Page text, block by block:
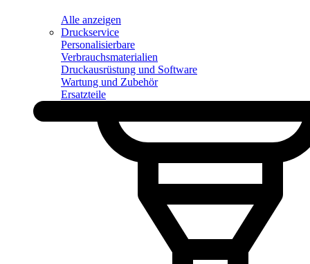
Alle anzeigen
Druckservice
Personalisierbare
Verbrauchsmaterialien
Druckausrüstung und Software
Wartung und Zubehör
Ersatzteile